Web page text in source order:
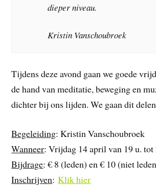
dieper niveau.
Kristin Vanschoubroek
Tijdens deze avond gaan we goede
de hand van meditatie, beweging en
dichter bij ons lijden. We gaan dit
Begeleiding: Kristin Vanschoubroek
Wanneer: Vrijdag 14 april van 19 u. tot
Bijdrage: € 8 (leden) en € 10 (niet
Inschrijven:Klik hier